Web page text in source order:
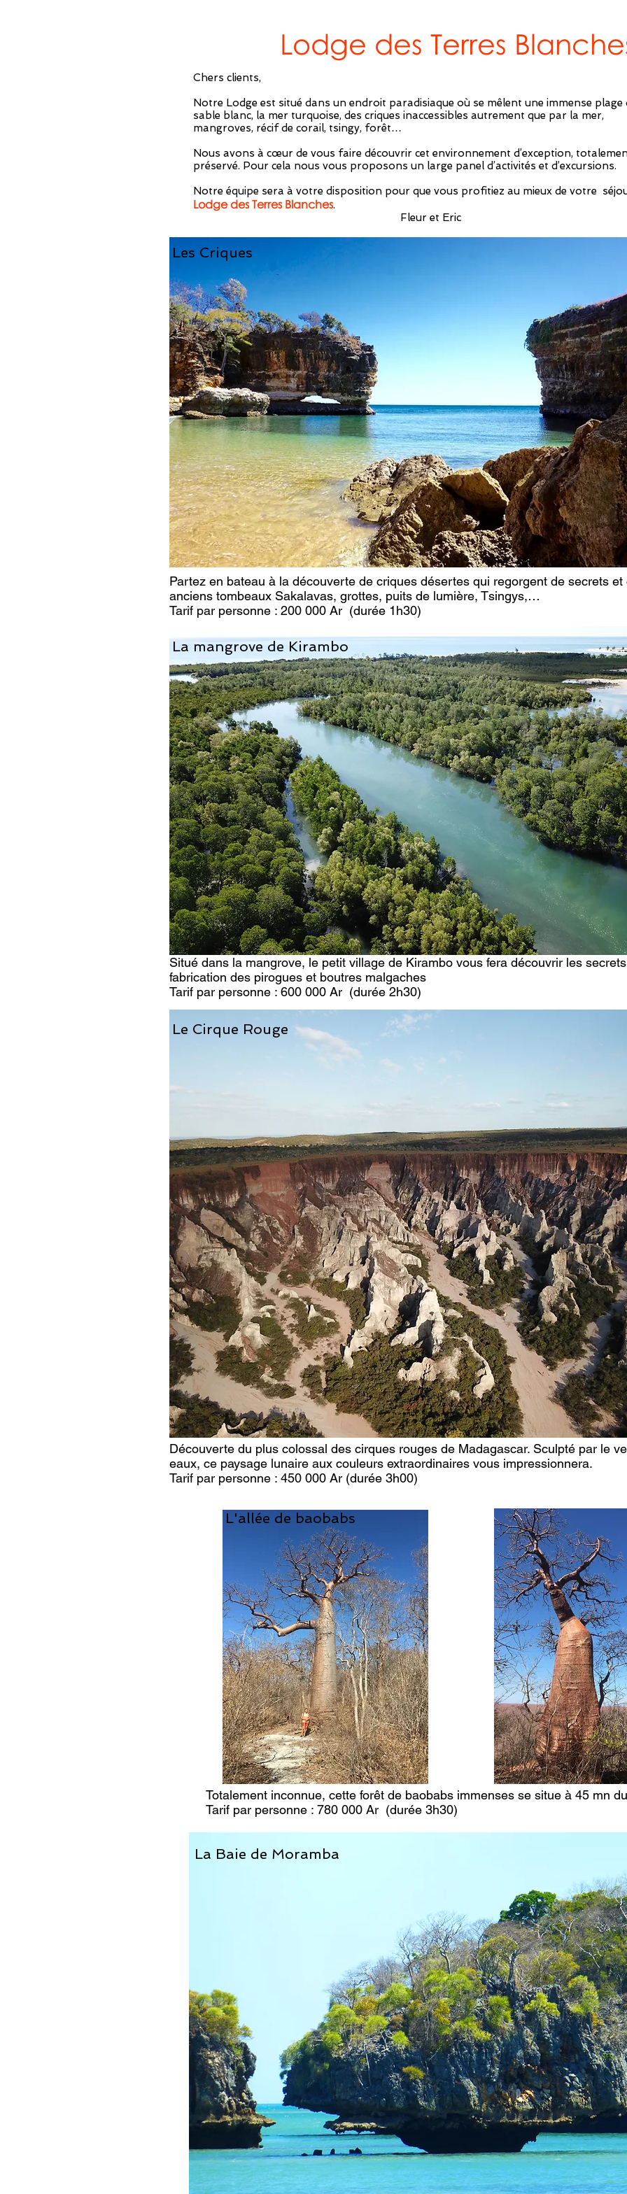
Lodge des Terres
Chers clients,
Notre Lodge est situé dans un endroit paradisiaque où se mêlent une immense plage
sable blanc, la mer turquoise, des criques inaccessibles autrement que par la mer,
mangroves, récif de corail, tsingy, forêt…
Nous avons à cœur de vous faire découvrir cet environnement d’exception,
préservé. Pour cela nous vous proposons un large panel d’activités et d’excursions.
Notre équipe sera à votre disposition pour que vous profitiez au mieux de votre
Lodge des Terres Blanches.
Fleur et Eric
Les Criques
Partez en bateau à la découverte de criques désertes qui regorgent de secrets et
anciens tombeaux Sakalavas, grottes, puits de lumière, Tsingys,…
Tarif par personne : 200 000 Ar (durée 1h30)
La mangrove de Kirambo
Situé dans la mangrove, le petit village de Kirambo vous fera découvrir les
fabrication des pirogues et boutres malgaches
Tarif par personne : 600 000 Ar (durée 2h30)
Le Cirque Rouge
Découverte du plus colossal des cirques rouges de Madagascar. Sculpté par le
eaux, ce paysage lunaire aux couleurs extraordinaires vous impressionnera.
Tarif par personne : 450 000 Ar (durée 3h00)
L'allée de baobabs
Totalement inconnue, cette forêt de baobabs immenses se situe à 45 mn
Tarif par personne : 780 000 Ar (durée 3h30)
La Baie de Moramba